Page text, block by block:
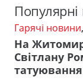
Гарячі новини,
На
Світлану